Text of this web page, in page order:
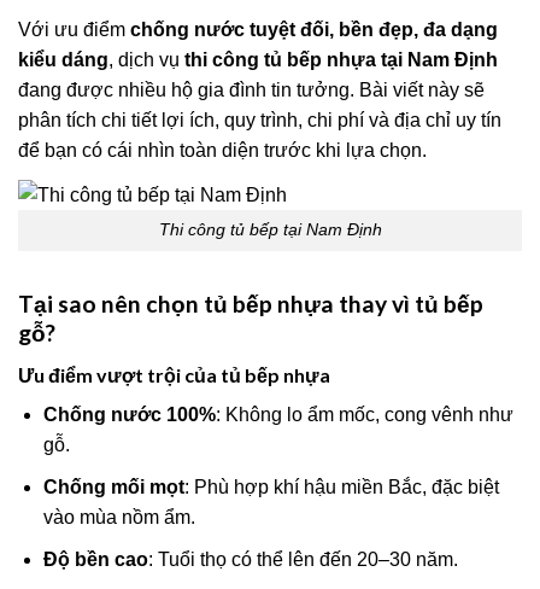
Với ưu điểm chống nước tuyệt đối, bền đẹp, đa dạng
kiểu dáng, dịch vụ thi công tủ bếp nhựa tại Nam Định
đang được nhiều hộ gia đình tin tưởng. Bài viết này sẽ
phân tích chi tiết lợi ích, quy trình, chi phí và địa chỉ uy tín
để bạn có cái nhìn toàn diện trước khi lựa chọn.
Thi công tủ bếp tại Nam Định
Tại sao nên chọn tủ bếp nhựa thay vì tủ bếp
gỗ?
Ưu điểm vượt trội của tủ bếp nhựa
Chống nước 100%: Không lo ẩm mốc, cong vênh như
gỗ.
Chống mối mọt: Phù hợp khí hậu miền Bắc, đặc biệt
vào mùa nồm ẩm.
Độ bền cao: Tuổi thọ có thể lên đến 20–30 năm.